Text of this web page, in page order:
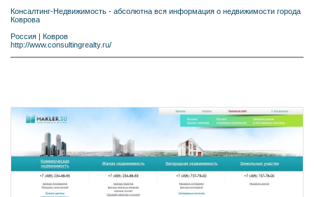
Консалтинг-Недвижимость - абсолютна вся информация о недвижимости города
Коврова
Россия | Ковров
http://www.consultingrealty.ru/